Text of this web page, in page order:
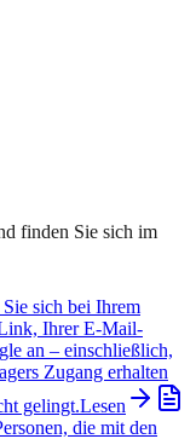
finden Sie sich im
sich bei Ihrem
Ihrer E-Mail-
an – einschließlich,
Zugang erhalten
gelingt.Lesen
die mit den